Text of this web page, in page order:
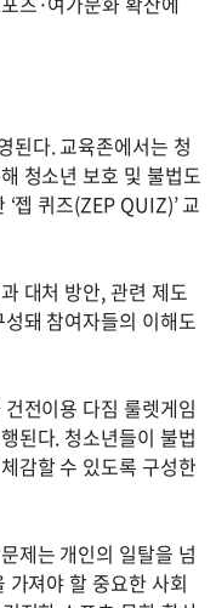
된다. 교육존에서는 청
청소년 보호 및 불법도
젭 퀴즈(ZEP QUIZ)’ 교
대처 방안, 관련 제도
돼 참여자들의 이해도
전이용 다짐 룰렛게임
된다. 청소년들이 불법
감할 수 있도록 구성한
제는 개인의 일탈을 넘
가져야 할 중요한 사회